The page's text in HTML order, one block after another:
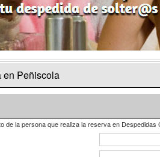
en Peñiscola
de la persona que realiza la reserva en Despedidas